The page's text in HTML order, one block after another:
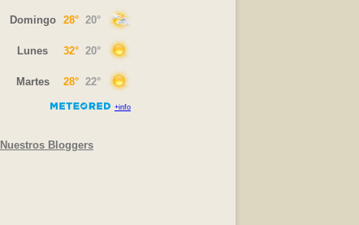
Nuestros Bloggers